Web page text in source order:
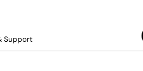
Support